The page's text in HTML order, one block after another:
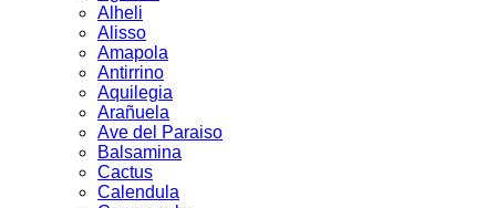
Alheli
Alisso
Amapola
Antirrino
Aquilegia
Arañuela
Ave del Paraiso
Balsamina
Cactus
Calendula